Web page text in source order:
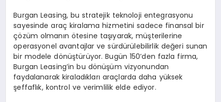
Burgan Leasing, bu stratejik teknoloji entegrasyonu
sayesinde araç kiralama hizmetini sadece finansal bir
çözüm olmanın ötesine taşıyarak, müşterilerine
operasyonel avantajlar ve sürdürülebilirlik değeri sunan
bir modele dönüştürüyor. Bugün 150’den fazla firma,
Burgan Leasing’in bu dönüşüm vizyonundan
faydalanarak kiraladıkları araçlarda daha yüksek
şeffaflık, kontrol ve verimlilik elde ediyor.